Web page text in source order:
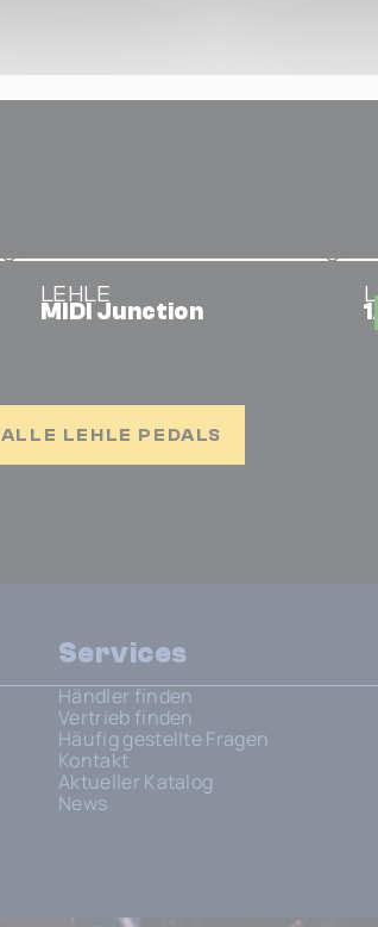
LEHLE
MIDI Junction
ALLE LEHLE PEDALS
Services
Händler finden
Vertrieb finden
Häufig gestellte Fragen
Kontakt
Aktueller Katalog
News